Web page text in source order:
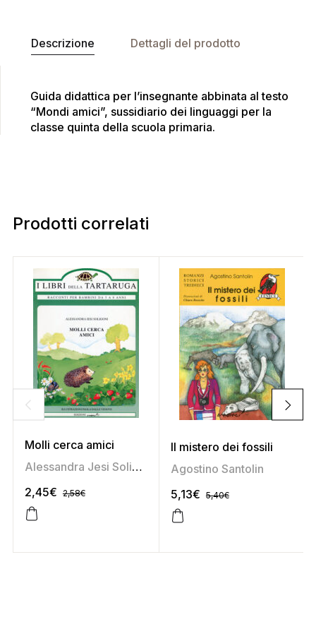
Descrizione Dettagli del prodotto
Guida didattica per l’insegnante abbinata al testo
“Mondi amici”, sussidiario dei linguaggi per la
classe quinta della scuola primaria.
Prodotti correlati
Molli cerca amici
Alessandra Jesi Soligoni
2,45€ 2,58€
Il mistero dei fossili
Agostino Santolin
5,13€ 5,40€